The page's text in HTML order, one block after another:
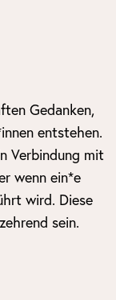
Gedanken,
entstehen.
Verbindung mit
wenn ein*e
wird. Diese
sein.